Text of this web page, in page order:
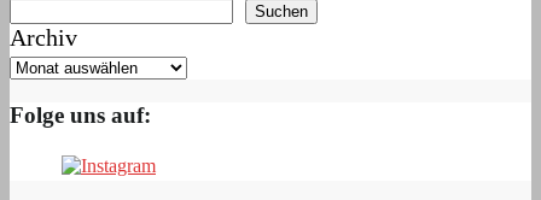
Suchen
Archiv
Folge uns auf: